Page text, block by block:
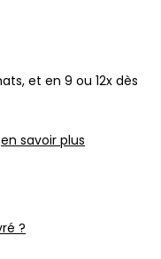
et en 9 ou 12x dès
en savoir plus
?